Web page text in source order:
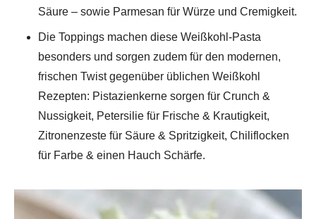
Säure – sowie Parmesan für Würze und Cremigkeit.
Die Toppings machen diese Weißkohl-Pasta
besonders und sorgen zudem für den modernen,
frischen Twist gegenüber üblichen Weißkohl
Rezepten: Pistazienkerne sorgen für Crunch &
Nussigkeit, Petersilie für Frische & Krautigkeit,
Zitronenzeste für Säure & Spritzigkeit, Chiliflocken
für Farbe & einen Hauch Schärfe.